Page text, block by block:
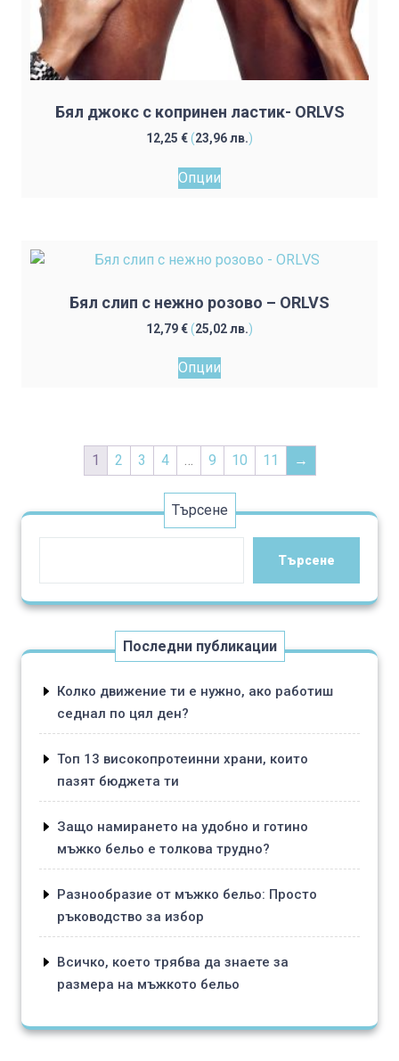
Бял джокс с копринен ластик- ORLVS
12,25 €(23,96лв.)
Опции
The
may
be
chosen
on
Бял слип с нежно розово – ORLVS
12,79€(25,02лв.)
Опции
The
options
be
the
product
page
1 2 3 4 … 9 10 11 →
Търсене
Търсене
Последни публикации
Колко движение ти е нужно, ако работиш
седнал по цял ден?
Топ 13 високопротеинни храни, които
пазят бюджета ти
Защо намирането на удобно и готино
мъжко бельо е толкова трудно?
Разнообразие от мъжко бельо: Просто
ръководство за избор
Всичко, което трябва да знаете за
размера на мъжкото бельо